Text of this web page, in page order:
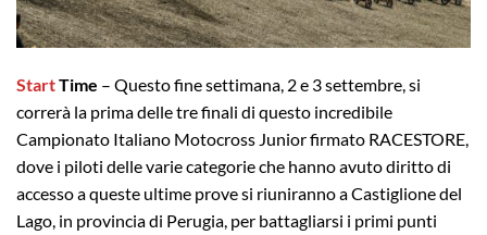
StartTime – Questo fine settimana, 2 e 3 settembre, si
correrà la prima delle tre finali di questo incredibile
Campionato Italiano Motocross Junior firmato RACESTORE,
dove i piloti delle varie categorie che hanno avuto diritto di
accesso a queste ultime prove si riuniranno a Castiglione del
Lago, in provincia di Perugia, per battagliarsi i primi punti